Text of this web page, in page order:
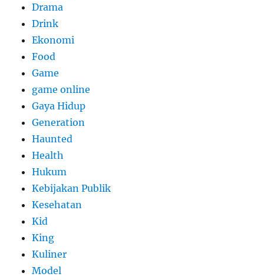
Drama
Drink
Ekonomi
Food
Game
game online
Gaya Hidup
Generation
Haunted
Health
Hukum
Kebijakan Publik
Kesehatan
Kid
King
Kuliner
Model